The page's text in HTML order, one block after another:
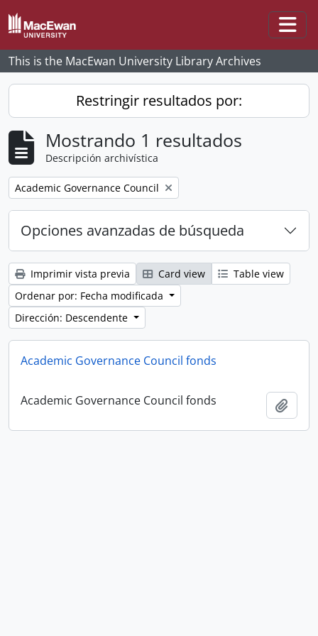
Skip to main content
This is the MacEwan University Library Archives
Restringir resultados por:
Mostrando 1 resultados
Descripción archivística
Remove filter:
Academic Governance Council
Opciones avanzadas de búsqueda
Imprimir vista previa Card view
Table view
Ordenar por: Fecha modificada
Dirección: Descendente
Academic Governance Council fonds
Academic Governance Council fonds